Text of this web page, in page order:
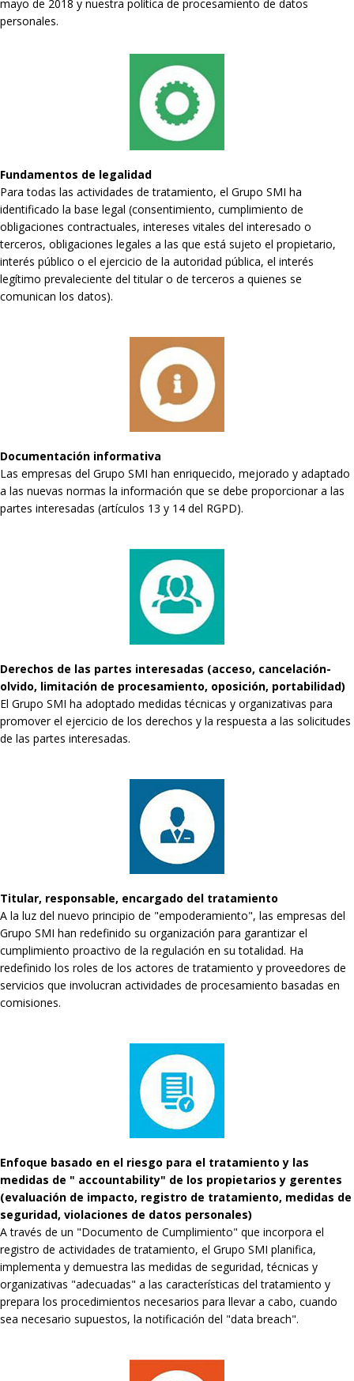
mayo de 2018 y nuestra política de procesamiento de datos
personales.
Fundamentos de legalidad
Para todas las actividades de tratamiento, el Grupo SMI ha
identificado la base legal (consentimiento, cumplimiento de
obligaciones contractuales, intereses vitales del interesado o
terceros, obligaciones legales a las que está sujeto el propietario,
interés público o el ejercicio de la autoridad pública, el interés
legítimo prevaleciente del titular o de terceros a quienes se
comunican los datos).
Documentación informativa
Las empresas del Grupo SMI han enriquecido, mejorado y adaptado
a las nuevas normas la información que se debe proporcionar a las
partes interesadas (artículos 13 y 14 del RGPD).
Derechos de las partes interesadas (acceso, cancelación-
olvido, limitación de procesamiento, oposición, portabilidad)
El Grupo SMI ha adoptado medidas técnicas y organizativas para
promover el ejercicio de los derechos y la respuesta a las solicitudes
de las partes interesadas.
Titular, responsable, encargado del tratamiento
A la luz del nuevo principio de "empoderamiento", las empresas del
Grupo SMI han redefinido su organización para garantizar el
cumplimiento proactivo de la regulación en su totalidad. Ha
redefinido los roles de los actores de tratamiento y proveedores de
servicios que involucran actividades de procesamiento basadas en
comisiones.
Enfoque basado en el riesgo para el tratamiento y las
medidas de " accountability" de los propietarios y gerentes
(evaluación de impacto, registro de tratamiento, medidas de
seguridad, violaciones de datos personales)
A través de un "Documento de Cumplimiento" que incorpora el
registro de actividades de tratamiento, el Grupo SMI planifica,
implementa y demuestra las medidas de seguridad, técnicas y
organizativas "adecuadas" a las características del tratamiento y
prepara los procedimientos necesarios para llevar a cabo, cuando
sea necesario supuestos, la notificación del "data breach".